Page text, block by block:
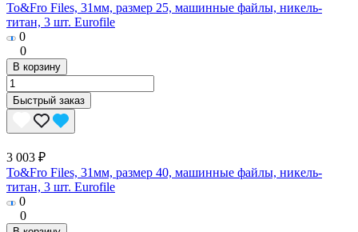
To&Fro Files, 31мм, размер 25, машинные файлы, никель-
титан, 3 шт. Eurofile
0
0
В корзину
Быстрый заказ
3 003 ₽
To&Fro Files, 31мм, размер 40, машинные файлы, никель-
титан, 3 шт. Eurofile
0
0